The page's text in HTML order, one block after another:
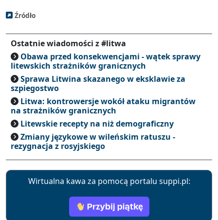
Źródło
Ostatnie wiadomości z #litwa
Obawa przed konsekwencjami - wątek sprawy
litewskich strażników granicznych
Sprawa Litwina skazanego w eksklawie za
szpiegostwo
Litwa: kontrowersje wokół ataku migrantów
na strażników granicznych
Litewskie recepty na niż demograficzny
Zmiany językowe w wileńskim ratuszu -
rezygnacja z rosyjskiego
Wirtualna kawa za pomocą portalu suppi.pl: